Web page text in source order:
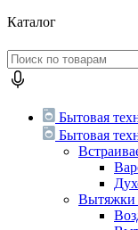
Каталог
Бытовая
Бытовая
Вытяжки